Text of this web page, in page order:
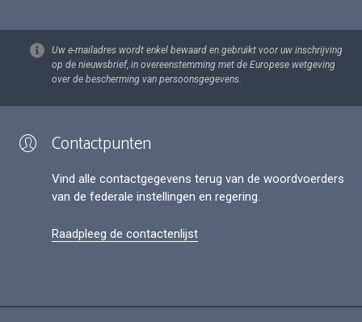
Uw e-mailadres wordt enkel bewaard en gebruikt voor uw inschrijving
op de nieuwsbrief, in overeenstemming met de Europese wetgeving
over de bescherming van persoonsgegevens.
Contactpunten
Vind alle contactgegevens terug van de woordvoerders
van de federale instellingen en regering.
Raadpleeg de contactenlijst